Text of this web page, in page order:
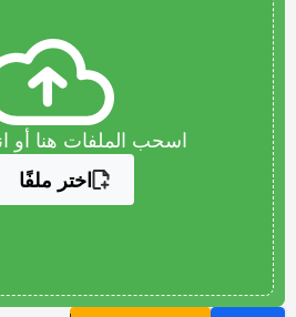
اسحب الملفات هنا أو
اختر ملفًا